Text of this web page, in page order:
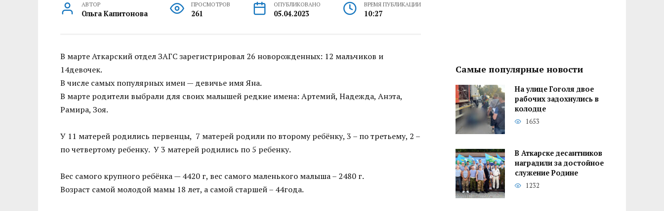
АВТОР
Ольга Капитонова
ПРОСМОТРОВ
261
ОПУБЛИКОВАНО
05.04.2023
ВРЕМЯ ПУБЛИКАЦИИ
10:27
В марте Аткарский отдел ЗАГС зарегистрировал 26 новорожденных: 12 мальчиков и
14девочек.
В числе самых популярных имен — девичье имя Яна.
В марте родители выбрали для своих малышей редкие имена: Артемий, Надежда, Анэта,
Рамира, Зоя.
У 11 матерей родились первенцы, 7 матерей родили по второму ребёнку, 3 – по третьему, 2 –
по четвертому ребенку. У 3 матерей родились по 5 ребенку.
Вес самого крупного ребёнка — 4420 г, вес самого маленького малыша – 2480 г.
‍Возраст самой молодой мамы 18 лет, а самой старшей – 44года.
Самые популярные новости
На улице Гоголя двое
рабочих задохнулись в
колодце
1653
В Аткарске десантников
наградили за достойное
служение Родине
1232